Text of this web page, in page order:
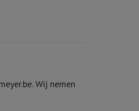
Wij nemen